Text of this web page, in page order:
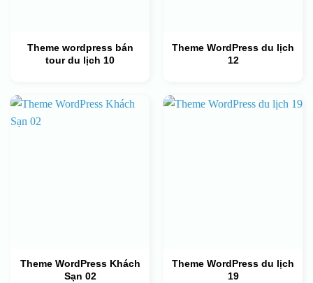
Theme wordpress bán
tour du lịch 10
Theme WordPress du lịch
12
Theme WordPress Khách
Sạn 02
Theme WordPress du lịch
19